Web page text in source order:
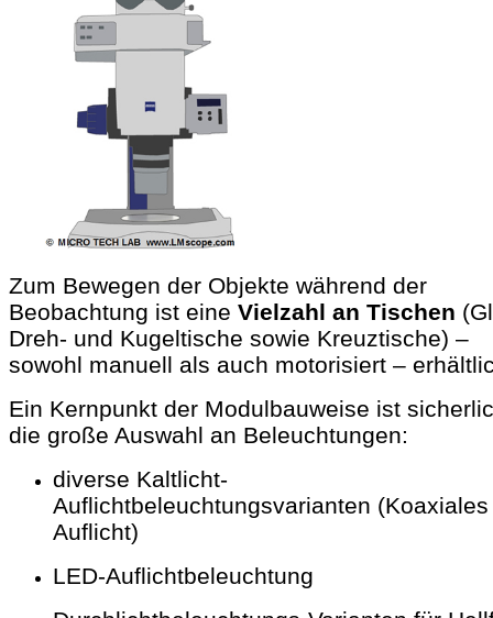
Zum Bewegen der Objekte während der
Beobachtung ist eine Vielzahl an Tischen
Dreh- und Kugeltische sowie Kreuztische) –
sowohl manuell als auch motorisiert –
Ein Kernpunkt der Modulbauweise ist
die große Auswahl an Beleuchtungen:
diverse Kaltlicht-
Auflichtbeleuchtungsvarianten (Koaxiales
Auflicht)
LED-Auflichtbeleuchtung